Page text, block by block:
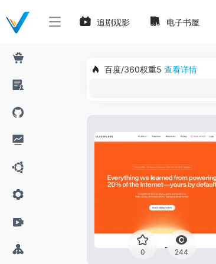
追剧观影 电子书屋
百度/360权重5 查看详情
0 244